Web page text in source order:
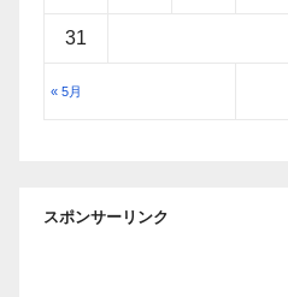
« 5月
31
スポンサーリンク